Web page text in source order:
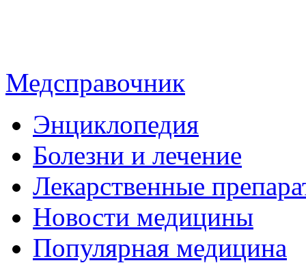
Медсправочник
Энциклопедия
Болезни и лечение
Лекарственные
Новости медицины
Популярная медицина